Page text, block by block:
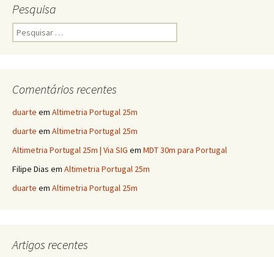
Pesquisa
Pesquisar
por:
Comentários recentes
duarte em Altimetria Portugal 25m
duarte em Altimetria Portugal 25m
Altimetria Portugal 25m | Via SIG em MDT 30m para Portugal
Filipe Dias em Altimetria Portugal 25m
duarte em Altimetria Portugal 25m
Artigos recentes